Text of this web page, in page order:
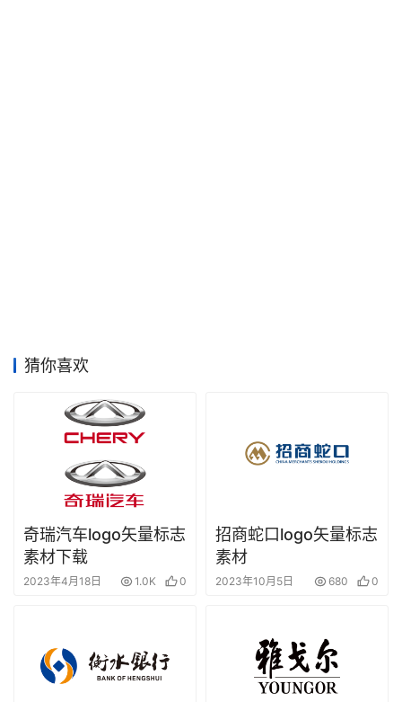
猜你喜欢
奇瑞汽车logo矢量标志
素材下载
2023年4月18日 1.0K 0
招商蛇口logo矢量标志
素材
2023年10月5日 680 0